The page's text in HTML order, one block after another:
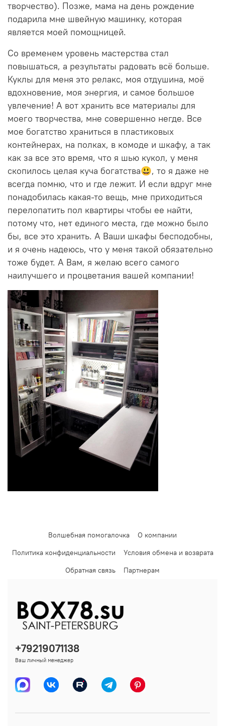
творчество). Позже, мама на день рождение
подарила мне швейную машинку, которая
является моей помощницей.
Со временем уровень мастерства стал
повышаться, а результаты радовать всё больше.
Куклы для меня это релакс, моя отдушина, моё
вдохновение, моя энергия, и самое большое
увлечение! А вот хранить все материалы для
моего творчества, мне совершенно негде. Все
мое богатство храниться в пластиковых
контейнерах, на полках, в комоде и шкафу, а так
как за все это время, что я шью кукол, у меня
скопилось целая куча богатства😃, то я даже не
всегда помню, что и где лежит. И если вдруг мне
понадобилась какая-то вещь, мне приходиться
перелопатить пол квартиры чтобы ее найти,
потому что, нет единого места, где можно было
бы, все это хранить. А Ваши шкафы бесподобны,
и я очень надеюсь, что у меня такой обязательно
тоже будет. А Вам, я желаю всего самого
наилучшего и процветания вашей компании!
Волшебная помогалочка
О компании
Политика конфиденциальности
Условия обмена и возврата
Обратная связь
Партнерам
+79219071138
Ваш личный менеджер